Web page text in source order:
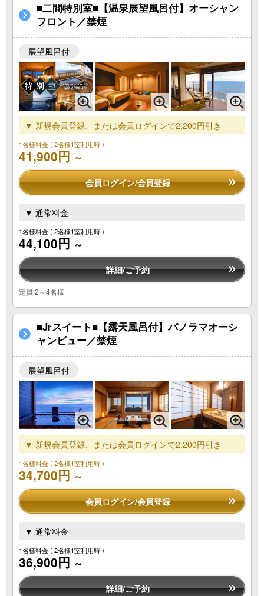
■二間特別室■【温泉展望風呂付】オーシャン
フロント／禁煙
展望風呂付
▼ 新規会員登録、または会員ログインで2,200円引き
1名様料金( 2名様1室利用時 )
41,900円 ～
会員ログイン/会員登録
▼ 通常料金
1名様料金( 2名様1室利用時 )
44,100円 ～
詳細/ご予約
定員:2～4名様
■Jrスイート■【露天風呂付】パノラマオーシ
ャンビュー／禁煙
展望風呂付
▼ 新規会員登録、または会員ログインで2,200円引き
1名様料金( 2名様1室利用時 )
34,700円 ～
会員ログイン/会員登録
▼ 通常料金
1名様料金( 2名様1室利用時 )
36,900円 ～
詳細/ご予約